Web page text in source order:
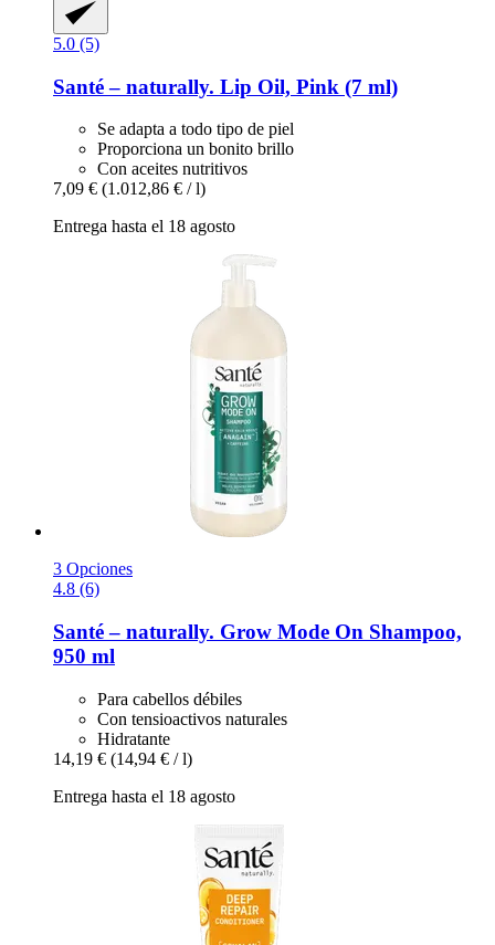
5.0 (5)
Santé – naturally. Lip Oil, Pink (7 ml)
Se adapta a todo tipo de piel
Proporciona un bonito brillo
Con aceites nutritivos
7,09 € (1.012,86 € / l)
Entrega hasta el 18 agosto
3 Opciones
4.8 (6)
Santé – naturally. Grow Mode On Shampoo,
950 ml
Para cabellos débiles
Con tensioactivos naturales
Hidratante
14,19 € (14,94 € / l)
Entrega hasta el 18 agosto